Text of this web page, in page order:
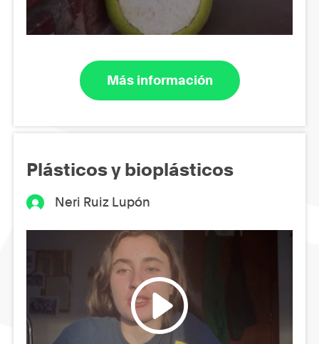
Más información
Plásticos y bioplásticos
Neri Ruiz Lupón